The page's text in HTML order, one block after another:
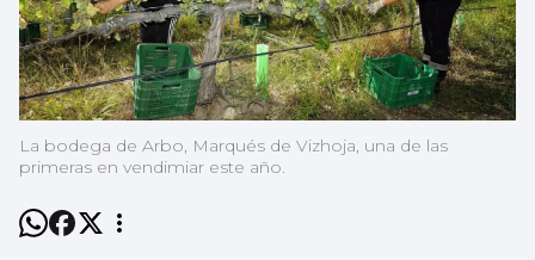
La bodega de Arbo, Marqués de Vizhoja, una de las
primeras en vendimiar este año.